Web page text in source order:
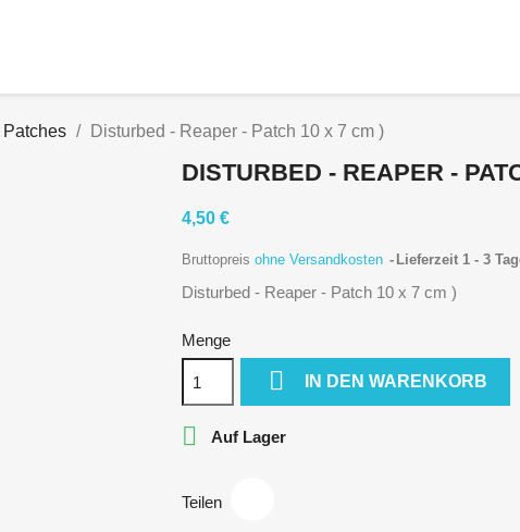
Patches Disturbed - Reaper - Patch 10 x 7 cm )
DISTURBED - REAPER -
4,50 €
Bruttopreis ohne Versandkosten Lieferzeit 1 - 3
Disturbed - Reaper - Patch 10 x 7 cm )
Menge
 IN DEN WARENKORB
 Auf Lager
Teilen